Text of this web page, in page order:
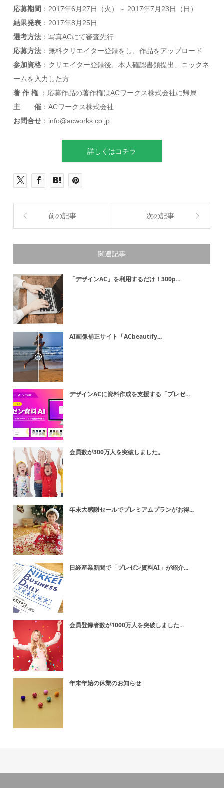
応募期間 ：2017年6月27日（火）～ 2017年7月23日（日）
結果発表 ：2017年8月25日
選考方法 ：写真ACにて審査先行
応募方法 ：無料クリエイター登録をし、作品をアップロード
参加資格 ：クリエイター登録後、本人確認書類提出、ニックネ
ームを入力した方
著 作 権 ：応募作品の著作権はACワークス株式会社に帰属
主 催 ：ACワークス株式会社
お問合せ ：info@acworks.co.jp
詳しくはコチラ
前の記事 次の記事
関連記事
「デザインAC」を利用するだけ！300p...
AI画像補正サイト「ACbeautify...
デザインACに資料作成を支援する「プレゼ...
会員数が300万人を突破しました。
年末大感謝セールでプレミアムプランがお得...
日経産業新聞で「プレゼン資料AI」が紹介...
会員登録者数が1000万人を突破しました...
年末年始の休業のお知らせ